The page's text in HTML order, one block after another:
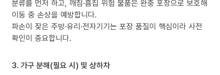
분류를 먼저 하고, 깨짐·흠집 위험 물품은 완충 포장으로 보호해
이동 중 손상을 예방합니다.
파손이 잦은 주방·유리·전자기기는 포장 품질이 핵심이라 사전
확인이 중요합니다.
3. 가구 분해(필요 시) 및 상하차